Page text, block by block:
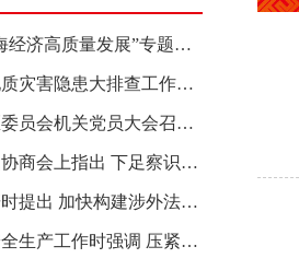
自治区政协召开“推动向海经济高质量发展”专题调研座谈会 钱学明出席并讲话
孙大伟到南宁督导检查地质灾害隐患大排查工作时强调 筑牢地质灾害安全防线 全力保障人民群众生命财产安全
中共政协广西壮族自治区委员会机关党员大会召开 选举产生新一届机关党委、机关纪委
孙大伟在自治区政协专题协商会上指出 下足察识谋督之功 恪尽服务大局之责 助推有色金属、关键金属产业高质量发展
巫家世在南宁、北海调研时提出 加快构建涉外法律供给集群 护航向海经济高质量发展
孙大伟到南宁督导检查安全生产工作时强调 压紧压实责任 狠抓隐患整治 坚决筑牢安全生产防线